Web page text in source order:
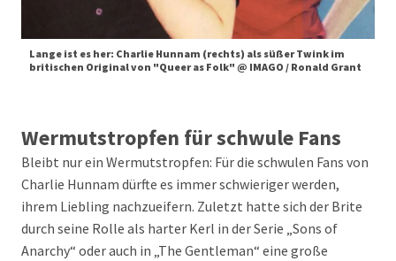
Lange ist es her: Charlie Hunnam (rechts) als süßer Twink im
britischen Original von "Queer as Folk" @ IMAGO / Ronald Grant
Wermutstropfen für schwule Fans
Bleibt nur ein Wermutstropfen: Für die schwulen Fans von
Charlie Hunnam dürfte es immer schwieriger werden,
ihrem Liebling nachzueifern. Zuletzt hatte sich der Brite
durch seine Rolle als harter Kerl in der Serie „Sons of
Anarchy“ oder auch in „The Gentleman“ eine große